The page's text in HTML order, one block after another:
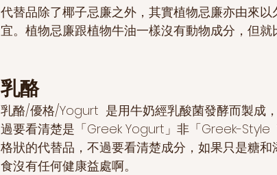
代替品除了椰子忌廉之外，其實植物忌廉亦由來
宜。植物忌廉跟植物牛油一樣沒有動物成分，但就
乳酪
乳酪/優格/Yogurt  是用牛奶經乳酸菌發酵而製成
過要看清楚是「Greek Yogurt」非「Greek-Style
格狀的代替品，不過要看清楚成分，如果只是糖
食沒有任何健康益處啊。